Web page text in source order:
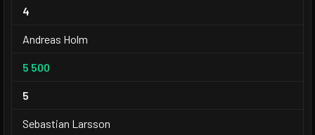
4
Andreas Holm
5 500
5
Sebastian Larsson